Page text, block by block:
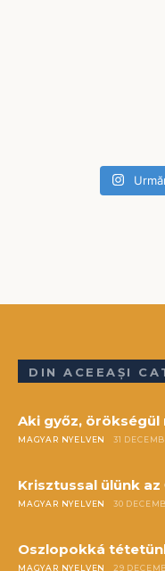
DIN ACEEAȘI
Aki győz,
MAGYAR NYELVEN 31
Krisztussal ülünk
MAGYAR NYELVEN 30
Oszlopokká
MAGYAR NYELVEN 29